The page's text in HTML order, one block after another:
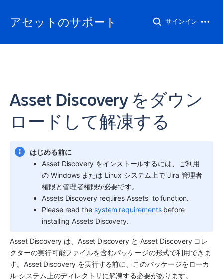
アセットのサポート サインイン
Asset Discovery をダウン
ロードして解凍する
はじめる前に
Asset Discovery をインストールするには、ご利用
の Windows または Linux システム上で Jira 管理者
権限と管理者権限が必要です。
Assets Discovery requires Assets to function.
Please read the system requirements before
installing Assets Discovery.
Asset Discovery は、 Asset Discovery と Asset Discovery コレ
クターの実行可能ファイルを含むパッケージの形式で利用できま
す。 Asset Discovery を実行する前に、このパッケージをローカ
ル システム上のディレクトリに解凍する必要があります。